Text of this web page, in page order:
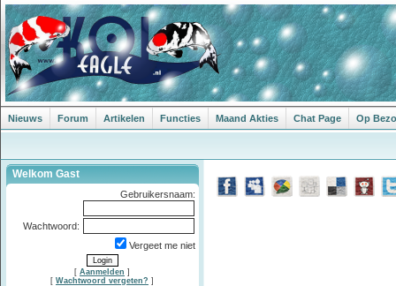
Nieuws Forum Artikelen Functies Maand Akties Chat Page Op
Welkom Gast
Gebruikersnaam:
Wachtwoord:
Vergeet me niet
[ Aanmelden ]
[ Wachtwoord vergeten? ]